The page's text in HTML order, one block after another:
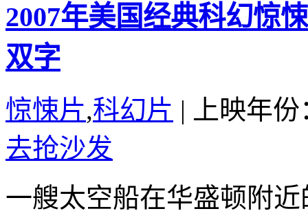
2007年美国经典科幻惊
双字
惊悚片,科幻片 |
上映年
去抢沙发
一艘太空船在华盛顿附